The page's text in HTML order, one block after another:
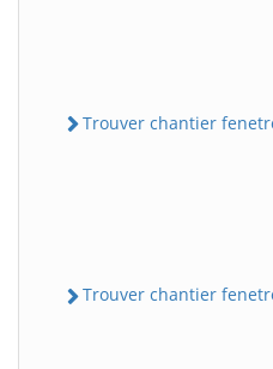
Trouver chantier fenetre
Trouver chantier